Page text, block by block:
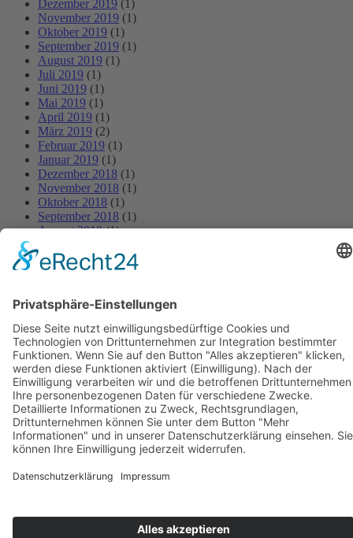
Dezember 2019 (1)
November 2019 (1)
Oktober 2019 (1)
September 2019 (1)
August 2019 (1)
Juli 2019 (1)
Juni 2019 (1)
Mai 2019 (1)
April 2019 (1)
März 2019 (2)
Februar 2019 (1)
Januar 2019 (1)
Dezember 2018 (1)
November 2018 (1)
Oktober 2018 (1)
September 2018 (1)
August 2018(1)
Juni 2018(1)
Mai 2018(1)
März 2018(1)
Februar 2018
Januar 2018(1)
BIOSWING Sitzsysteme
BIOSWING Therapiesysteme
BIOSWING Trainingssysteme
Kontakt
Impressum
AGB
Datenschutz
Français
English